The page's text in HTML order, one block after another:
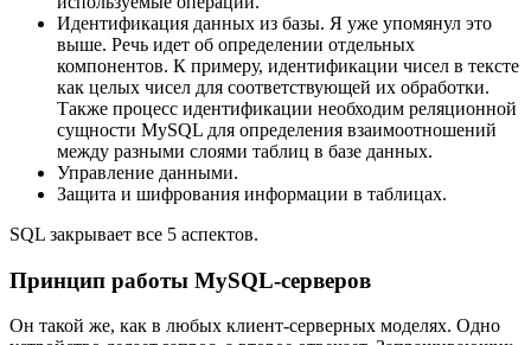
Идентификация данных из базы. Я уже упомянул это
выше. Речь идет об определении отдельных
компонентов. К примеру, идентификации чисел в тексте
как целых чисел для соответствующей их обработки.
Также процесс идентификации необходим реляционной
сущности MySQL для определения взаимоотношений
между разными слоями таблиц в базе данных.
Управление данными.
Защита и шифрования информации в таблицах.
SQL закрывает все 5 аспектов.
Принцип работы MySQL-серверов
Он такой же, как в любых клиент-серверных моделях. Одно